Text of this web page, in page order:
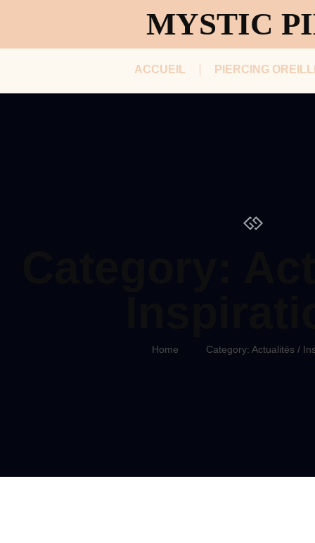
MYSTIC
ACCUEIL PIERCING
Home Category: Actualités /